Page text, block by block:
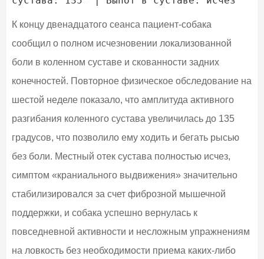
К концу двенадцатого сеанса пациент-собака
сообщил о полном исчезновении локализованной
боли в коленном суставе и скованности задних
конечностей. Повторное физическое обследование на
шестой неделе показало, что амплитуда активного
разгибания коленного сустава увеличилась до 135
градусов, что позволило ему ходить и бегать рысью
без боли. Местный отек сустава полностью исчез,
симптом «краниального выдвижения» значительно
стабилизировался за счет фиброзной мышечной
поддержки, и собака успешно вернулась к
повседневной активности и несложным упражнениям
на ловкость без необходимости приема каких-либо